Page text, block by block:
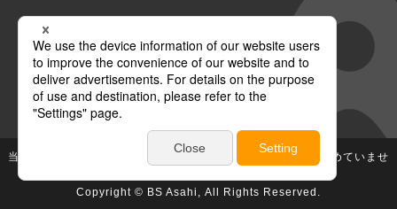
グループ会社
テレビ朝日 テレ朝チャンネル
当社が著作権、著作隣接権を有する放送番組等の無断利用は認めていませ
ん。
Copyright © BS Asahi, All Rights Reserved.